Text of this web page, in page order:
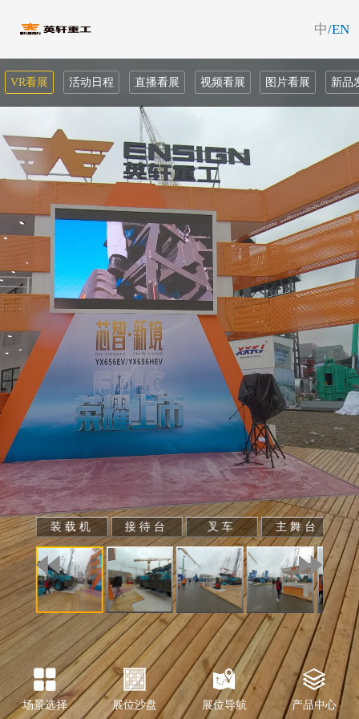
装载机 接待台 叉车 主舞台
中/EN
VR看展 活动日程 直播看展 视频看展 图片看展 新品
场景选择 展位沙盘 展位导航 产品中心